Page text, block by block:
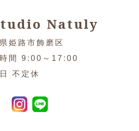
Natuly
姫路市飾磨区
間 9:00～17:00
不定休